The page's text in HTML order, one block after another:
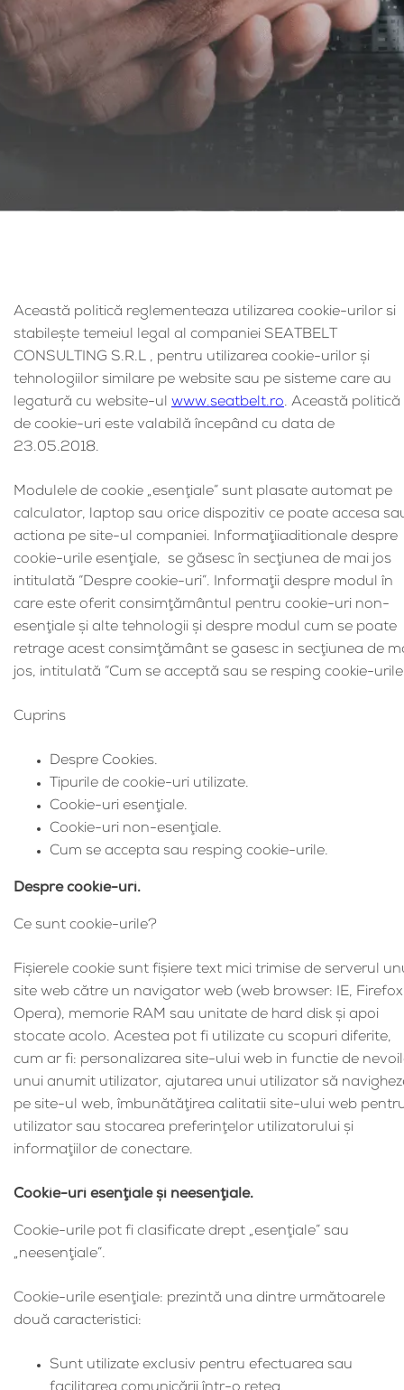
Această politică reglementeaza utilizarea cookie-urilor si
stabileşte temeiul legal al companiei SEATBELT
CONSULTING S.R.L , pentru utilizarea cookie-urilor şi
tehnologiilor similare pe website sau pe sisteme care au
legatură cu website-ul www.seatbelt.ro. Această politică
de cookie-uri este valabilă începând cu data de
23.05.2018.
Modulele de cookie „esenţiale” sunt plasate automat pe
calculator, laptop sau orice dispozitiv ce poate accesa
actiona pe site-ul companiei. Informaţiiaditionale despre
cookie-urile esenţiale, se găsesc în secţiunea de mai jos
intitulată “Despre cookie-uri”. Informaţii despre modul în
care este oferit consimţământul pentru cookie-uri non-
esenţiale şi alte tehnologii şi despre modul cum se poate
retrage acest consimţământ se gasesc in secţiunea de
jos, intitulată “Cum se acceptă sau se resping cookie-
Cuprins
Despre Cookies.
Tipurile de cookie-uri utilizate.
Cookie-uri esenţiale.
Cookie-uri non-esenţiale.
Cum se accepta sau resping cookie-urile.
Despre cookie-uri.
Ce sunt cookie-urile?
Fişierele cookie sunt fişiere text mici trimise de serverul
site web către un navigator web (web browser: IE,
Opera), memorie RAM sau unitate de hard disk şi apoi
stocate acolo. Acestea pot fi utilizate cu scopuri diferite,
cum ar fi: personalizarea site-ului web in functie de
unui anumit utilizator, ajutarea unui utilizator să
pe site-ul web, îmbunătăţirea calitatii site-ului web
utilizator sau stocarea preferinţelor utilizatorului şi
informaţiilor de conectare.
Cookie-uri esenţiale şi neesenţiale.
Cookie-urile pot fi clasificate drept „esenţiale” sau
„neesenţiale”.
Cookie-urile esenţiale: prezintă una dintre următoarele
două caracteristici:
Sunt utilizate exclusiv pentru efectuarea sau